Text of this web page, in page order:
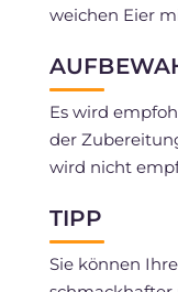
weichen Eier
Es wird
der
wird nicht
TIPP
Sie können